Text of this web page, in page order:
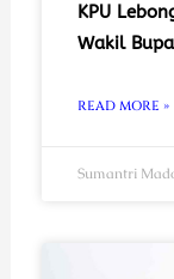
KPU
Wakil
READ MORE »
Sumantri